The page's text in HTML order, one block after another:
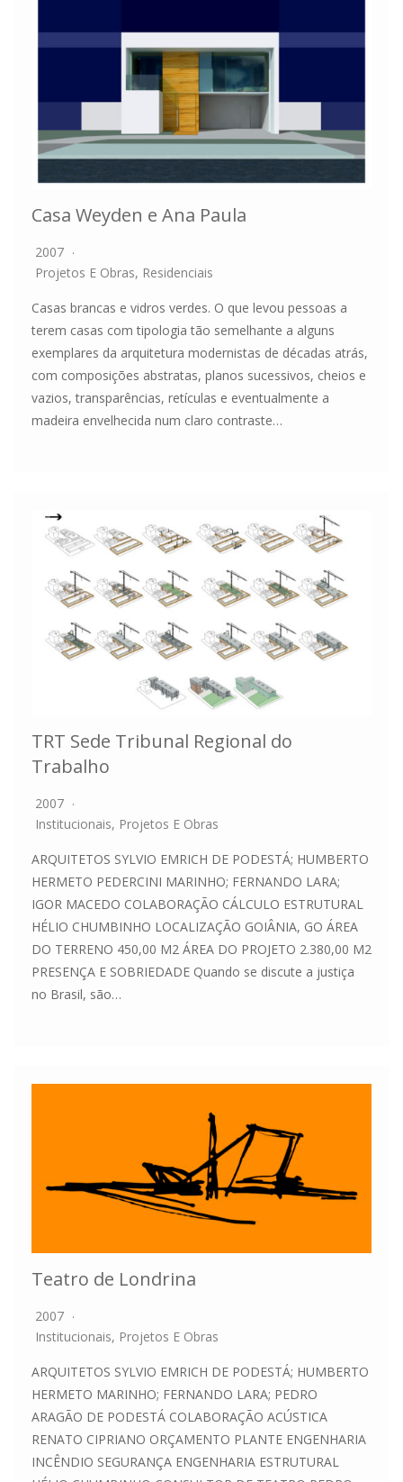
Casa Weyden e Ana Paula
2007
Projetos E Obras, Residenciais
Casas brancas e vidros verdes. O que levou pessoas a
terem casas com tipologia tão semelhante a alguns
exemplares da arquitetura modernistas de décadas atrás,
com composições abstratas, planos sucessivos, cheios e
vazios, transparências, retículas e eventualmente a
madeira envelhecida num claro contraste…
TRT Sede Tribunal Regional do
Trabalho
2007
Institucionais, Projetos E Obras
ARQUITETOS SYLVIO EMRICH DE PODESTÁ; HUMBERTO
HERMETO PEDERCINI MARINHO; FERNANDO LARA;
IGOR MACEDO COLABORAÇÃO CÁLCULO ESTRUTURAL
HÉLIO CHUMBINHO LOCALIZAÇÃO GOIÂNIA, GO ÁREA
DO TERRENO 450,00 M2 ÁREA DO PROJETO 2.380,00 M2
PRESENÇA E SOBRIEDADE Quando se discute a justiça
no Brasil, são…
Teatro de Londrina
2007
Institucionais, Projetos E Obras
ARQUITETOS SYLVIO EMRICH DE PODESTÁ; HUMBERTO
HERMETO MARINHO; FERNANDO LARA; PEDRO
ARAGÃO DE PODESTÁ COLABORAÇÃO ACÚSTICA
RENATO CIPRIANO ORÇAMENTO PLANTE ENGENHARIA
INCÊNDIO SEGURANÇA ENGENHARIA ESTRUTURAL